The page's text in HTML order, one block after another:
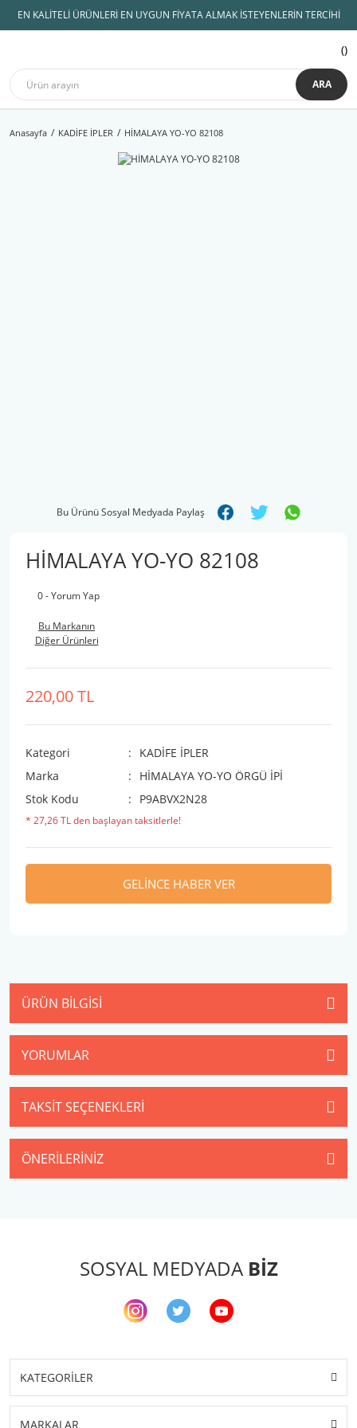
EN KALİTELİ ÜRÜNLERİ EN UYGUN FİYATA ALMAK İSTEYENLERİN TERCİHİ
ARA
Anasayfa KADİFE İPLER HİMALAYA YO-YO 82108
Bu Ürünü Sosyal Medyada Paylaş
HİMALAYA YO-YO 82108
0 - Yorum Yap
Bu Markanın
Diğer Ürünleri
220,00 TL
Kategori
KADİFE İPLER
Marka
HİMALAYA YO-YO ÖRGÜ İPİ
Stok Kodu
P9ABVX2N28
* 27,26 TL den başlayan taksitlerle!
GELİNCE HABER VER
ÜRÜN BILGISI
YORUMLAR
TAKSIT SEÇENEKLERI
ÖNERILERINIZ
SOSYAL MEDYADA BİZ
KATEGORİLER
MARKALAR